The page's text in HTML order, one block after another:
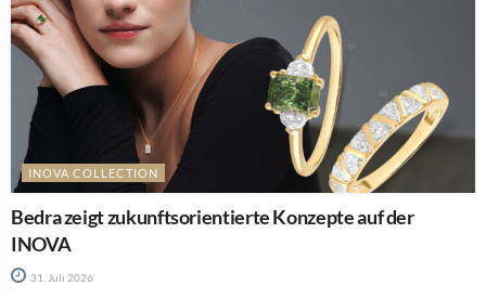
INOVA COLLECTION
Bedra zeigt zukunftsorientierte Konzepte auf der
INOVA
31. Juli 2026